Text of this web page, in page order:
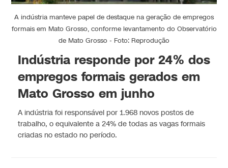
A indústria manteve papel de destaque na geração de empregos
formais em Mato Grosso, conforme levantamento do Observatório
de Mato Grosso - Foto: Reprodução
Indústria responde por 24% dos
empregos formais gerados em
Mato Grosso em junho
A indústria foi responsável por 1.968 novos postos de
trabalho, o equivalente a 24% de todas as vagas formais
criadas no estado no período.